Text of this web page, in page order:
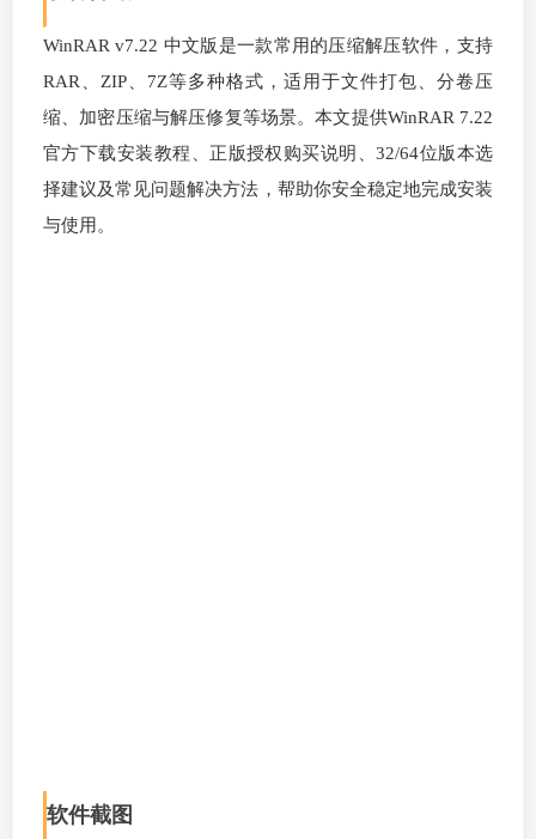
WinRAR v7.22 中文版是一款常用的压缩解压软件，支持
RAR、ZIP、7Z等多种格式，适用于文件打包、分卷压
缩、加密压缩与解压修复等场景。本文提供WinRAR 7.22
官方下载安装教程、正版授权购买说明、32/64位版本选
择建议及常见问题解决方法，帮助你安全稳定地完成安装
与使用。
软件截图